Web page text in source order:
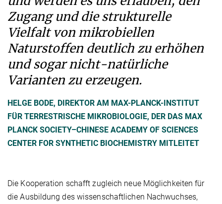
Zugang und die strukturelle
Vielfalt von mikrobiellen
Naturstoffen deutlich zu erhöhen
und sogar nicht-natürliche
Varianten zu erzeugen.
HELGE BODE, DIREKTOR AM MAX-PLANCK-INSTITUT
FÜR TERRESTRISCHE MIKROBIOLOGIE, DER DAS MAX
PLANCK SOCIETY–CHINESE ACADEMY OF SCIENCES
CENTER FOR SYNTHETIC BIOCHEMISTRY MITLEITET
Die Kooperation schafft zugleich neue Möglichkeiten für
die Ausbildung des wissenschaftlichen Nachwuchses,